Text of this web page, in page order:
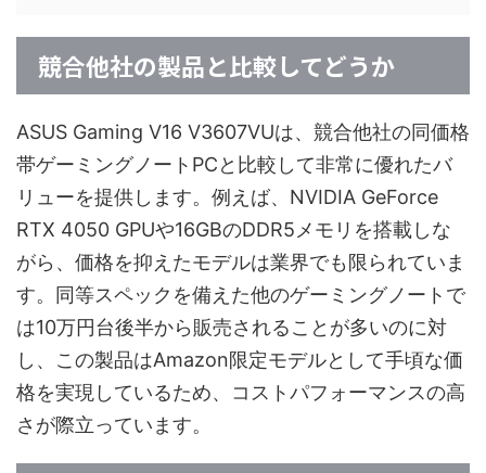
競合他社の製品と比較してどうか
ASUS Gaming V16 V3607VUは、競合他社の同価格
帯ゲーミングノートPCと比較して非常に優れたバ
リューを提供します。例えば、NVIDIA GeForce
RTX 4050 GPUや16GBのDDR5メモリを搭載しな
がら、価格を抑えたモデルは業界でも限られていま
す。同等スペックを備えた他のゲーミングノートで
は10万円台後半から販売されることが多いのに対
し、この製品はAmazon限定モデルとして手頃な価
格を実現しているため、コストパフォーマンスの高
さが際立っています。